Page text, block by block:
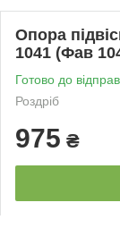
Опора
1041 (Фав
Готово до
Роздріб
975 ₴